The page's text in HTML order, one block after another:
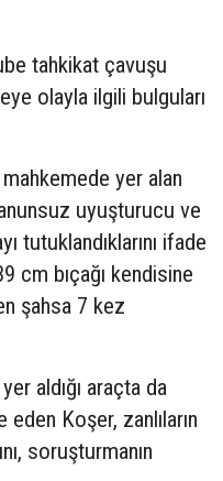
tahkikat çavuşu
olayla ilgili bulguları
yer alan
uyuşturucu ve
tutuklandıklarını ifade
cm bıçağı kendisine
şahsa 7 kez
aldığı araçta da
Koşer, zanlıların
soruşturmanın